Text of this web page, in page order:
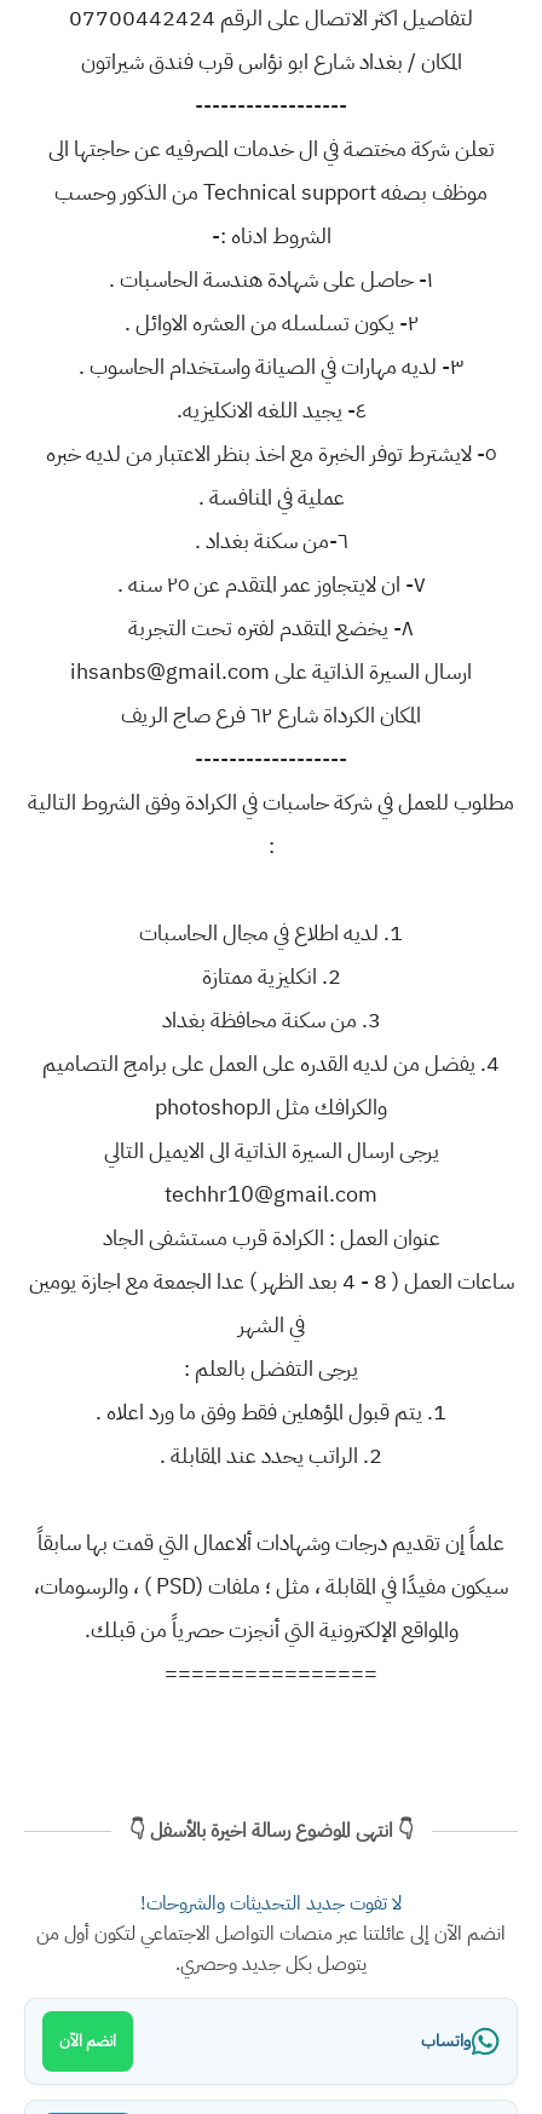
لتفاصيل اكثر الاتصال على الرقم 07700442424
المكان / بغداد شارع ابو نؤاس قرب فندق شيراتون
------------------
تعلن شركة مختصة في ال خدمات المصرفيه عن حاجتها الى
موظف بصفه Technical support من الذكور وحسب
الشروط ادناه :-
١- حاصل على شهادة هندسة الحاسبات .
٢- يكون تسلسله من العشره الاوائل .
٣- لديه مهارات في الصيانة واستخدام الحاسوب .
٤- يجيد اللغه الانكليزيه.
٥- لايشترط توفر الخبرة مع اخذ بنظر الاعتبار من لديه خبره
عملية في المنافسة .
٦-من سكنة بغداد .
٧- ان لايتجاوز عمر المتقدم عن ٢٥ سنه .
٨- يخضع المتقدم لفتره تحت التجربة
ارسال السيرة الذاتية على ihsanbs@gmail.com
المكان الكرداة شارع ٦٢ فرع صاج الريف
------------------
مطلوب للعمل في شركة حاسبات في الكرادة وفق الشروط التالية
:
1. لديه اطلاع في مجال الحاسبات
2. انكليزية ممتازة
3. من سكنة محافظة بغداد
4. يفضل من لديه القدره على العمل على برامج التصاميم
والكرافك مثل الـphotoshop
يرجى ارسال السيرة الذاتية الى الايميل التالي
techhr10@gmail.com
عنوان العمل : الكرادة قرب مستشفى الجاد
ساعات العمل ( 8 - 4 بعد الظهر ) عدا الجمعة مع اجازة يومين
في الشهر
يرجى التفضل بالعلم :
1. يتم قبول المؤهلين فقط وفق ما ورد اعلاه .
2. الراتب يحدد عند المقابلة .
علماً إن تقديم درجات وشهادات ألاعمال التي قمت بها سابقاً
سيكون مفيدًا في المقابلة ، مثل ؛ ملفات (PSD ) ، والرسومات،
والمواقع الإلكترونية التي أنجزت حصرياً من قبلك.
================
👇 انتهى الموضوع رسالة اخيرة بالأسفل 👇
لا تفوت جديد التحديثات والشروحات!
انضم الآن إلى عائلتنا عبر منصات التواصل الاجتماعي لتكون أول من
يتوصل بكل جديد وحصري.
واتساب انضم الآن